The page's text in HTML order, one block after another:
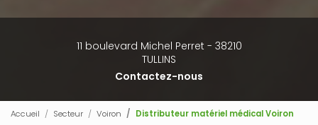
11 boulevard Michel Perret - 38210
TULLINS
Contactez-nous
Accueil Secteur Voiron Distributeur matériel médical Voiron